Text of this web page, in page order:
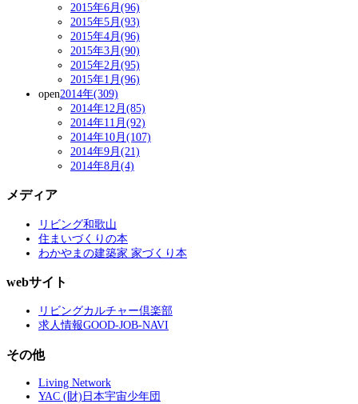
2015年6月(96)
2015年5月(93)
2015年4月(96)
2015年3月(90)
2015年2月(95)
2015年1月(96)
open2014年(309)
2014年12月(85)
2014年11月(92)
2014年10月(107)
2014年9月(21)
2014年8月(4)
メディア
リビング和歌山
住まいづくりの本
わかやまの建築家 家づくり本
webサイト
リビングカルチャー倶楽部
求人情報GOOD-JOB-NAVI
その他
Living Network
YAC (財)日本宇宙少年団